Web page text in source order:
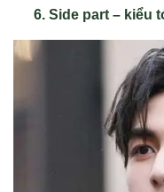
Side part – kiểu